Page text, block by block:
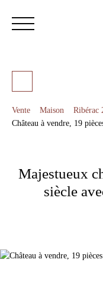
Estimation
Vente Maison
Ribérac
Château à vendre, 19
Majestueux
siècle